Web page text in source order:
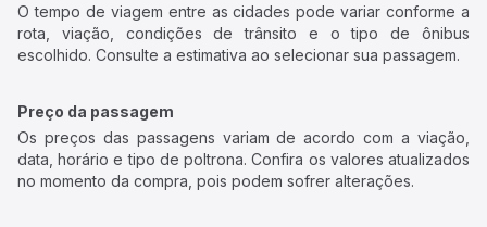
O tempo de viagem entre as cidades pode variar conforme a
rota, viação, condições de trânsito e o tipo de ônibus
escolhido. Consulte a estimativa ao selecionar sua passagem.
Preço da passagem
Os preços das passagens variam de acordo com a viação,
data, horário e tipo de poltrona. Confira os valores atualizados
no momento da compra, pois podem sofrer alterações.